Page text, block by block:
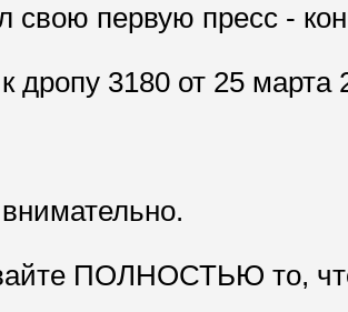
свою первую пресс -
дропу 3180 от 25 марта
ПОЛНОСТЬЮ то,